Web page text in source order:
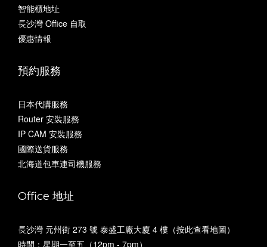
智能櫃地址
長沙灣 Office 自取
優惠情報
預約服務
日本代購服務
Router 安裝服務
IP CAM 安裝服務
國際送貨服務
北海道包車連司機服務
Office 地址
長沙灣 元州街 273 號 泰盛工廠大廈 4 樓（按此查看地圖）
時間：星期一至五（12pm - 7pm）